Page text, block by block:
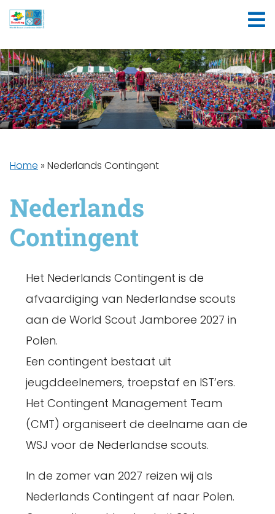
Home » Nederlands Contingent
Nederlands
Contingent
Het Nederlands Contingent is de
afvaardiging van Nederlandse scouts
aan de World Scout Jamboree 2027 in
Polen.
Een contingent bestaat uit
jeugddeelnemers, troepstaf en IST’ers.
Het Contingent Management Team
(CMT) organiseert de deelname aan de
WSJ voor de Nederlandse scouts.
In de zomer van 2027 reizen wij als
Nederlands Contingent af naar Polen.